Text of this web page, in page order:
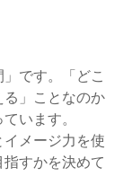
です。「どこ
」ことなのか
います。
メージ力を使
すかを決めて